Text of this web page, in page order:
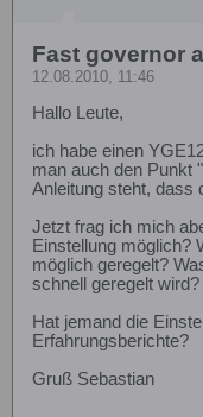
Fast governor
12.08.2010, 11:46
Hallo Leute,
ich habe einen
man auch den Punkt
Anleitung steht, dass
Jetzt frag ich mich
Einstellung möglich?
möglich geregelt?
schnell geregelt wird?
Hat jemand die
Erfahrungsberichte?
Gruß Sebastian